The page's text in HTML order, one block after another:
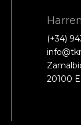
(+34)
20100